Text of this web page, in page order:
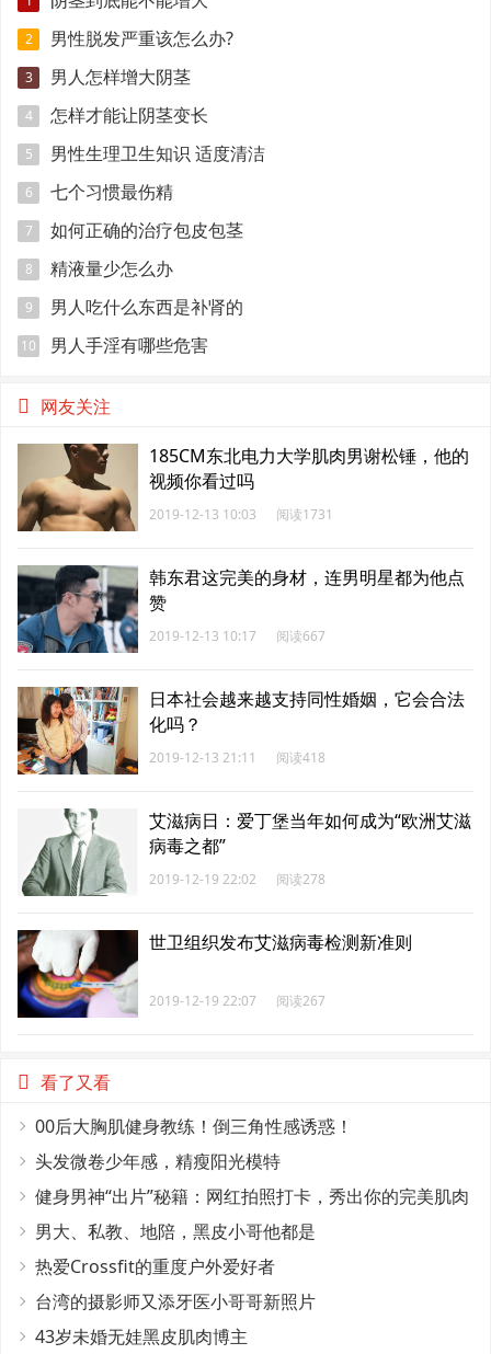
2 男性脱发严重该怎么办?
3 男人怎样增大阴茎
4 怎样才能让阴茎变长
5 男性生理卫生知识 适度清洁
6 七个习惯最伤精
7 如何正确的治疗包皮包茎
8 精液量少怎么办
9 男人吃什么东西是补肾的
10 男人手淫有哪些危害
网友关注
185CM东北电力大学肌肉男谢松锤，他的
视频你看过吗
2019-12-13 10:03 阅读1731
韩东君这完美的身材，连男明星都为他点
赞
2019-12-13 10:17 阅读667
日本社会越来越支持同性婚姻，它会合法
化吗？
2019-12-13 21:11 阅读418
艾滋病日：爱丁堡当年如何成为“欧洲艾滋
病毒之都”
2019-12-19 22:02 阅读278
世卫组织发布艾滋病毒检测新准则
2019-12-19 22:07 阅读267
看了又看
00后大胸肌健身教练！倒三角性感诱惑！
头发微卷少年感，精瘦阳光模特
健身男神“出片”秘籍：网红拍照打卡，秀出你的完美肌肉
线条！
男大、私教、地陪，黑皮小哥他都是
热爱Crossfit的重度户外爱好者
台湾的摄影师又添牙医小哥哥新照片
43岁未婚无娃黑皮肌肉博主